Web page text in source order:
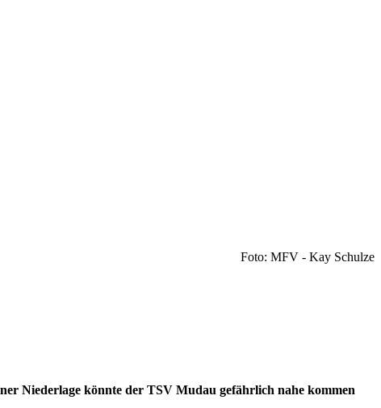
Foto: MFV - Kay Schulze
Niederlage könnte der TSV Mudau gefährlich nahe kommen